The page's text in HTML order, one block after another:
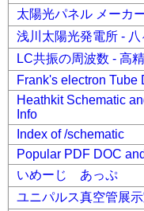
太陽光パネル メーカ
浅川太陽光発電所 -
LC共振の周波数 - 高
Frank's electron Tube
Heathkit Schematic
Info
Index of /schematic
Popular PDF DOC
いめーじ あっぷ
ユニパルス真空管展